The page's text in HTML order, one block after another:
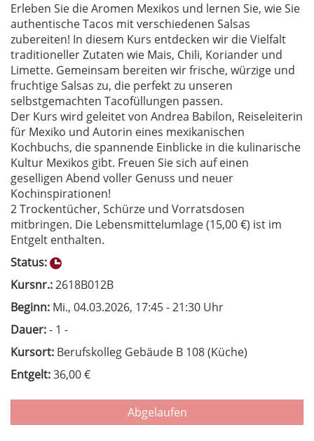
Erleben Sie die Aromen Mexikos und lernen Sie, wie Sie
authentische Tacos mit verschiedenen Salsas
zubereiten! In diesem Kurs entdecken wir die Vielfalt
traditioneller Zutaten wie Mais, Chili, Koriander und
Limette. Gemeinsam bereiten wir frische, würzige und
fruchtige Salsas zu, die perfekt zu unseren
selbstgemachten Tacofüllungen passen.
Der Kurs wird geleitet von Andrea Babilon, Reiseleiterin
für Mexiko und Autorin eines mexikanischen
Kochbuchs, die spannende Einblicke in die kulinarische
Kultur Mexikos gibt. Freuen Sie sich auf einen
geselligen Abend voller Genuss und neuer
Kochinspirationen!
2 Trockentücher, Schürze und Vorratsdosen
mitbringen. Die Lebensmittelumlage (15,00 €) ist im
Entgelt enthalten.
Status:
Kursnr.:2618B012B
Beginn: Mi., 04.03.2026, 17:45 - 21:30 Uhr
Dauer:- 1 -
Kursort: Berufskolleg Gebäude B 108 (Küche)
Entgelt:36,00 €
Abgelaufen